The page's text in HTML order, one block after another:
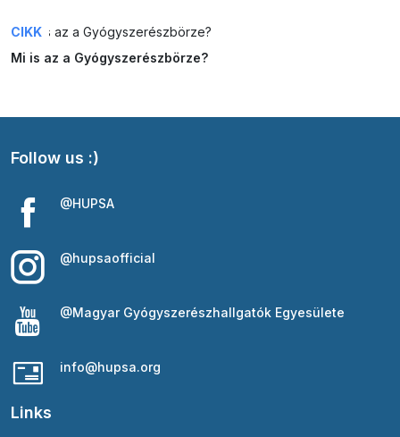
CIKK
Mi is az a Gyógyszerészbörze?
Follow us :)
@HUPSA
@hupsaofficial
@Magyar Gyógyszerészhallgatók Egyesülete
info@hupsa.org
Links